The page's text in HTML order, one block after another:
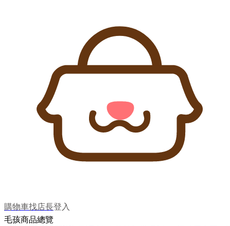
購物車找店長登入
毛孩商品總覽